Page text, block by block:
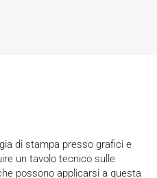
di stampa presso grafici e
un tavolo tecnico sulle
possono applicarsi a questa